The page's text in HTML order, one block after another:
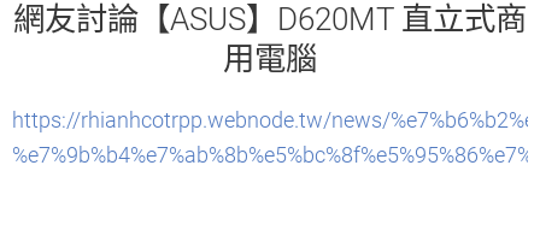
網友討論【ASUS】D620MT 直立式商
用電腦
https://rhianhcotrpp.webnode.tw/news/